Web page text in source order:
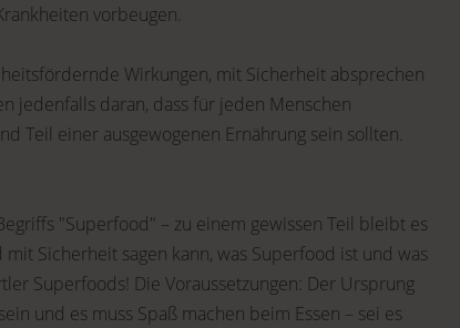
vorbeugen.
Wirkungen, mit Sicherheit absprechen
jedenfalls daran, dass für jeden Menschen
Teil einer ausgewogenen Ernährung sein sollten.
"Superfood" – zu einem gewissen Teil bleibt es
Sicherheit sagen kann, was Superfood ist und was
Superfoods! Die Voraussetzungen: Der Ursprung
und es muss Spaß machen beim Essen – sei es